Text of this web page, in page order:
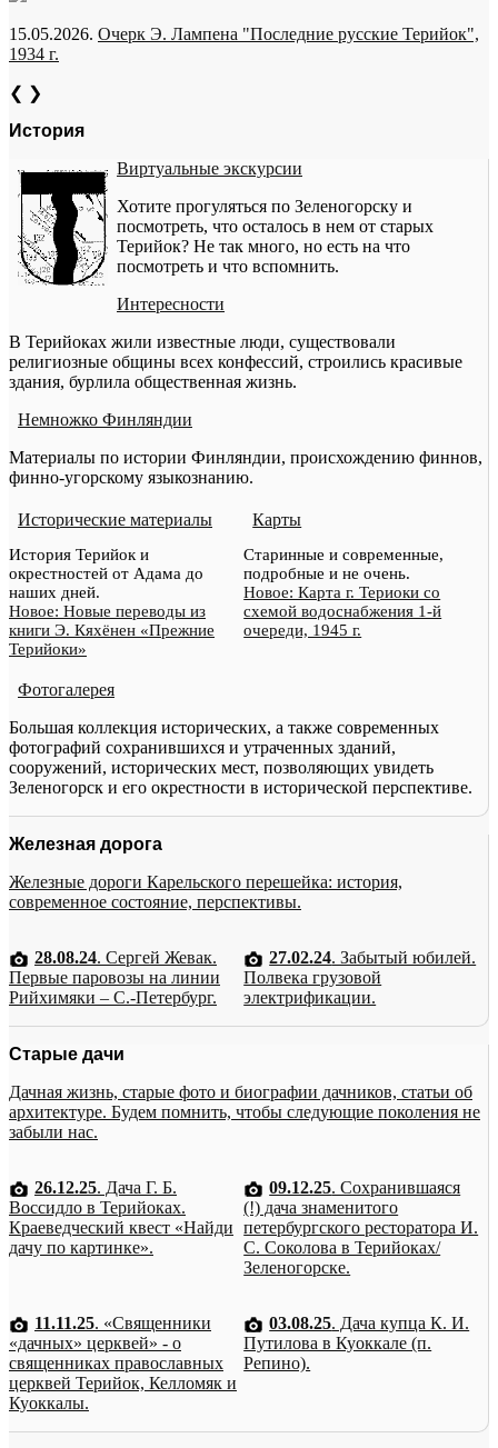
15.05.2026. Очерк Э. Лампена "Последние русские Терийок",
1934 г.
❮ ❯
История
Виртуальные экскурсии
Хотите прогуляться по Зеленогорску и
посмотреть, что осталось в нем от старых
Терийок? Не так много, но есть на что
посмотреть и что вспомнить.
Интересности
В Терийоках жили известные люди, существовали
религиозные общины всех конфессий, строились красивые
здания, бурлила общественная жизнь.
Немножко Финляндии
Материалы по истории Финляндии, происхождению финнов,
финно-угорскому языкознанию.
Исторические материалы
История Терийок и
окрестностей от Адама до
наших дней.
Новое: Новые переводы из
книги Э. Кяхёнен «Прежние
Терийоки»
Карты
Старинные и современные,
подробные и не очень.
Новое: Карта г. Териоки со
схемой водоснабжения 1-й
очереди, 1945 г.
Фотогалерея
Большая коллекция исторических, а также современных
фотографий сохранившихся и утраченных зданий,
сооружений, исторических мест, позволяющих увидеть
Зеленогорск и его окрестности в исторической перспективе.
Железная дорога
Железные дороги Карельского перешейка: история,
современное состояние, перспективы.
28.08.24. Сергей Жевак.
Первые паровозы на линии
Рийхимяки – С.-Петербург.
27.02.24. Забытый юбилей.
Полвека грузовой
электрификации.
Старые дачи
Дачная жизнь, старые фото и биографии дачников, статьи об
архитектуре. Будем помнить, чтобы следующие поколения не
забыли нас.
26.12.25. Дача Г. Б.
Воссидло в Терийоках.
Краеведческий квест «Найди
дачу по картинке».
09.12.25. Сохранившаяся
(!) дача знаменитого
петербургского ресторатора И.
С. Соколова в Терийоках/
Зеленогорске.
11.11.25. «Священники
«дачных» церквей» - о
священниках православных
церквей Терийок, Келломяк и
Куоккалы.
03.08.25. Дача купца К. И.
Путилова в Куоккале (п.
Репино).